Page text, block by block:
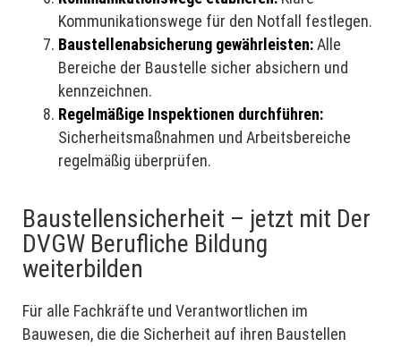
Kommunikationswege für den Notfall festlegen.
Baustellenabsicherung gewährleisten:Alle
Bereiche der Baustelle sicher absichern und
kennzeichnen.
Regelmäßige Inspektionen durchführen:
Sicherheitsmaßnahmen und Arbeitsbereiche
regelmäßig überprüfen.
Baustellensicherheit – jetzt mit Der
DVGW Berufliche Bildung
weiterbilden
Für alle Fachkräfte und Verantwortlichen im
Bauwesen, die die Sicherheit auf ihren Baustellen